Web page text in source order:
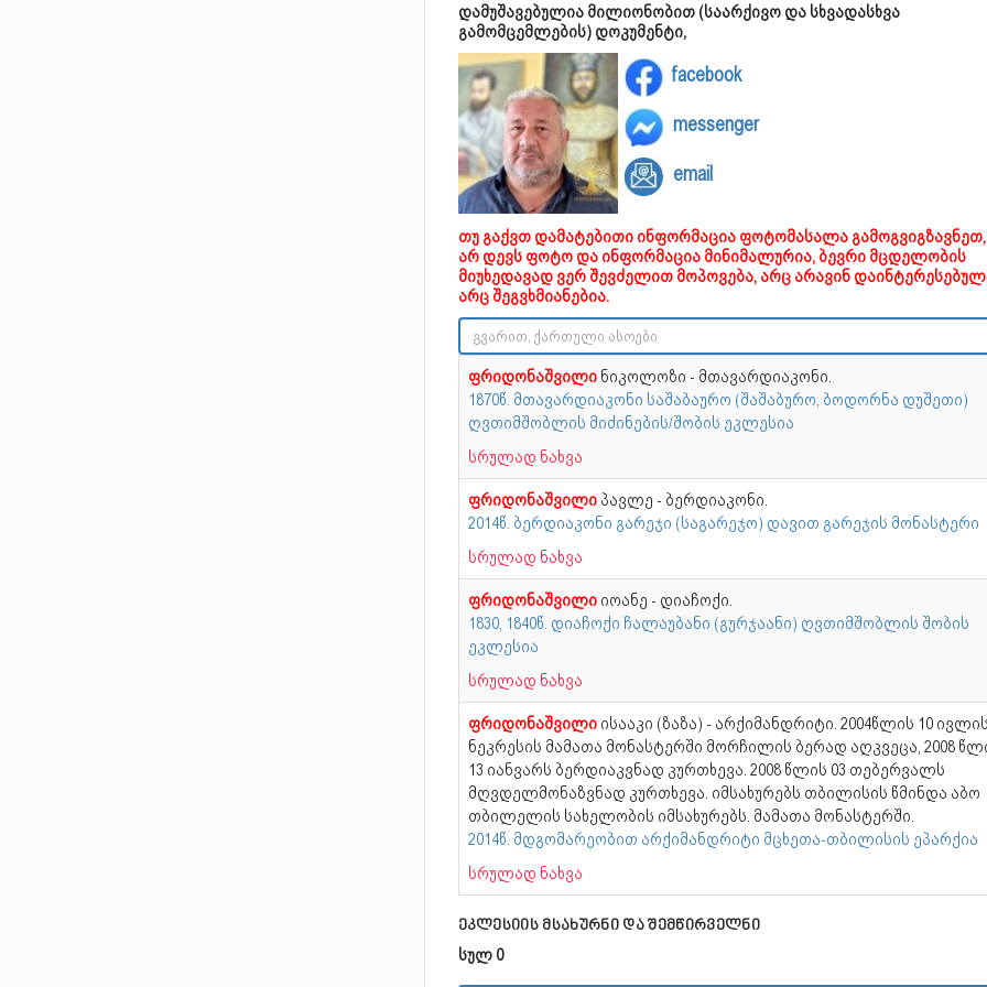
დამუშავებულია მილიონობით (საარქივო და სხვადასხვა
გამომცემლების) დოკუმენტი,
facebook
messenger
email
თუ გაქვთ დამატებითი ინფორმაცია ფოტომასალა
არ დევს ფოტო და ინფორმაცია მინიმალურია, ბევრი მცდელობის
მიუხედავად ვერ შევძელით მოპოვება, არც არავინ
არც შეგვხმიანებია.
ფრიდონაშვილინიკოლოზი - მთავარდიაკონი.
1870წ. მთავარდიაკონი საშაბაურო (შაშაბურო, ბოდორნა დუშეთი)
ღვთიმშობლის მიძინების/შობის ეკლესია
სრულად ნახვა
ფრიდონაშვილიპავლე - ბერდიაკონი.
2014წ. ბერდიაკონი გარეჯი (საგარეჯო) დავით გარეჯის მონასტერი
სრულად ნახვა
ფრიდონაშვილიიოანე - დიაჩოქი.
1830, 1840წ. დიაჩოქი ჩალაუბანი (გურჯაანი) ღვთიმშობლის შობის
ეკლესია
სრულად ნახვა
ფრიდონაშვილიისააკი (ზაზა) - არქიმანდრიტი. 2004წლის 10
ნეკრესის მამათა მონასტერში მორჩილის ბერად აღკვეცა, 2008
13 იანვარს ბერდიაკვნად კურთხევა. 2008 წლის 03 თებერვალს
მღვდელმონაზვნად კურთხევა. იმსახურებს თბილისის წმინდა აბო
თბილელის სახელობის იმსახურებს. მამათა მონასტერში.
2014წ. მდგომარეობით არქიმანდრიტი მცხეთა-თბილისის ეპარქია
სრულად ნახვა
ეკლესიის მსახურნი და შემწირველნი
სულ 0